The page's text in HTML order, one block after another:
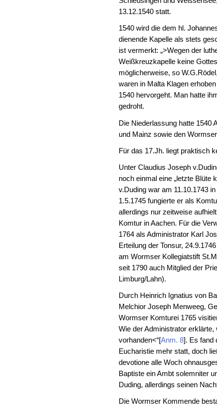
13.12.1540 statt.
1540 wird die dem hl.
dienende Kapelle als stets
ist vermerkt: „>Wegen der
Weißkreuzkapelle keine
möglicherweise, so
waren in Malta Klagen
1540 hervorgeht. Man hatte
gedroht.
Die Niederlassung hatte 1540
und Mainz sowie den
Für das 17.Jh. liegt praktisch
Unter Claudius Joseph
noch einmal eine „letzte Blüte
v.Duding war am 11.10.1743
1.5.1745 fungierte er als
allerdings nur zeitweise
Komtur in Aachen. Für die
1764 als Administrator Karl
Erteilung der Tonsur,
am Wormser Kollegiatstift
seit 1790 auch Mitglied der
Limburg/Lahn).
Durch Heinrich Ignatius von
Melchior Joseph Menweeg,
Wormser Komturei 1765
Wie der Administrator
vorhanden<“[Anm. 8]. Es fand
Eucharistie mehr statt, doch
devotione alle Woch
Baptiste ein Ambt solemniter
Duding, allerdings seinen
Die Wormser Kommende